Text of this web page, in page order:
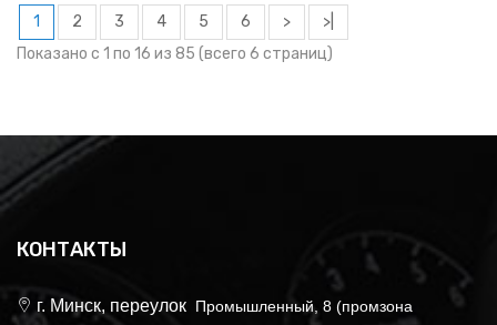
1 2 3 4 5 6 >
>|
Показано с 1 по 16 из 85 (всего 6 страниц)
КОНТАКТЫ
г. Минск, переулок Промышленный, 8 (промзона